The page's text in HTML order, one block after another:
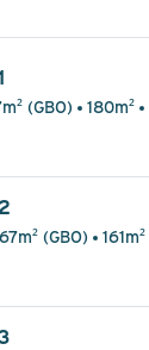
(GBO) 180m²
(GBO) 161m²